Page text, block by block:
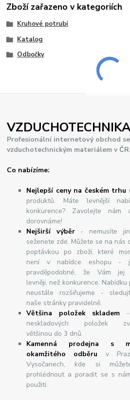
Zboží zařazeno v kategoriích
Kruhové potrubí
Katalog
Odbočky
Profesionální internetový obchod se
vzduchotechnickým materiálem v ČR.
Co nabízíme:
Nejlepší ceny na českém trhu
produktů. Máte levnější
konkurence? Zavolejte
dorovnáme!
Nejširšívýběr- nemusíte
seženete zde. Můžete se na nás
poptávkou po zboží, které
není v nabídce eshopu -
pravděpodobné, že Vám jej
levněji, než konkurence. Nabídku
neustále rozšiřujeme -
naše stránky pravidelně.
Většina položek skladem -
neskladových položek
většinou do 3 dnů.
Kamenná prodejna s
okamžitého odběru v
Vysočanech, kde si
prohlédnout a poradit se s
použití.